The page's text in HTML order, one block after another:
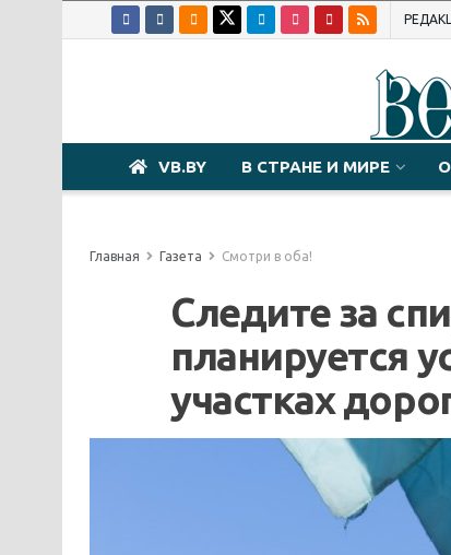
VB.BY В СТРАНЕ И МИРЕ
Главная Газета Смотри в оба!
Следите за
планируется
участках